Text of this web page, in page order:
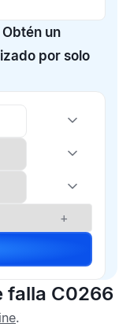
un
por solo
+
falla C0266
.